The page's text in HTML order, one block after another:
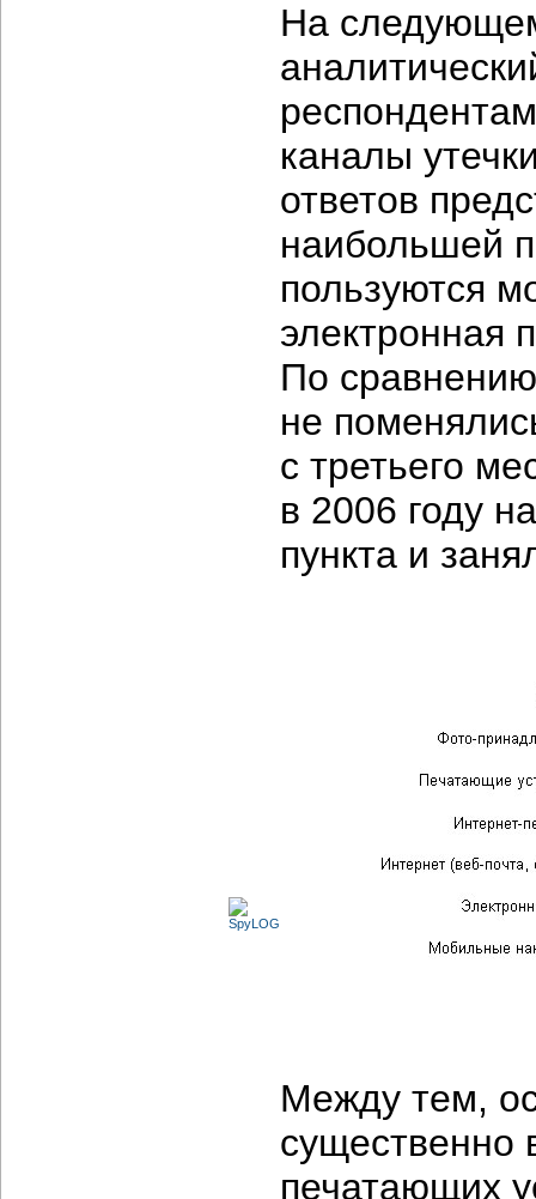
На
каналы
ответов
наибольшей
пользуются
электронная
По
не
с третьего
в 2006 году
пункта и
Между тем,
существенно
печатающих